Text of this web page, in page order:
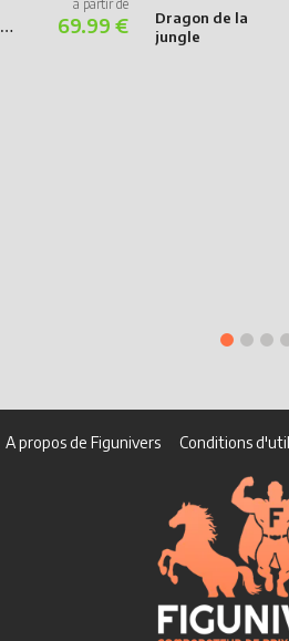
69.99 €
Dragon de la
jungle
A propos de Figunivers Conditions